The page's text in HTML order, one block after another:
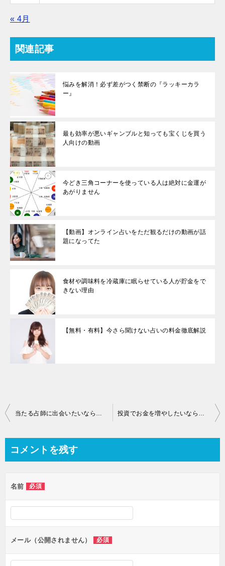
« 4月
関連記事
悩みを解消！必ず差がつく禁断の『ラッキーカラ
ー』
最も効率が悪いギャンブルと知っても宝くじを買う
人向けの動画
今どき三角コーナーを使っている人は絶対に金運が
あがりません
【動画】オンライン占いをただ観るだけの動画が話
題になってた
食材や調味料を冷蔵庫に眠らせている人が貯金をで
きない理由
【無料・有料】今さら聞けない占いの料金徹底解説
コメントを残す
名前 必須
メール（公開されません） 必須